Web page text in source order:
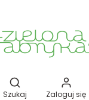
Otwórz
Szukaj Zaloguj się